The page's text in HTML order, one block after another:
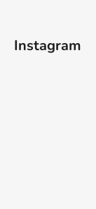
Instagram